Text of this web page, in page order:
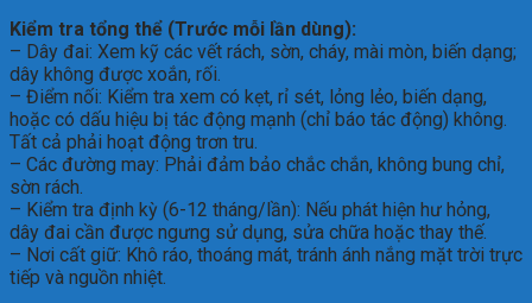
Kiểm tra tổng thể (Trước mỗi lần dùng):
– Dây đai: Xem kỹ các vết rách, sờn, cháy, mài mòn, biến dạng;
dây không được xoắn, rối.
– Điểm nối: Kiểm tra xem có kẹt, rỉ sét, lỏng lẻo, biến dạng,
hoặc có dấu hiệu bị tác động mạnh (chỉ báo tác động) không.
Tất cả phải hoạt động trơn tru.
– Các đường may: Phải đảm bảo chắc chắn, không bung chỉ,
sờn rách.
– Kiểm tra định kỳ (6-12 tháng/lần): Nếu phát hiện hư hỏng,
dây đai cần được ngưng sử dụng, sửa chữa hoặc thay thế.
– Nơi cất giữ: Khô ráo, thoáng mát, tránh ánh nắng mặt trời trực
tiếp và nguồn nhiệt.